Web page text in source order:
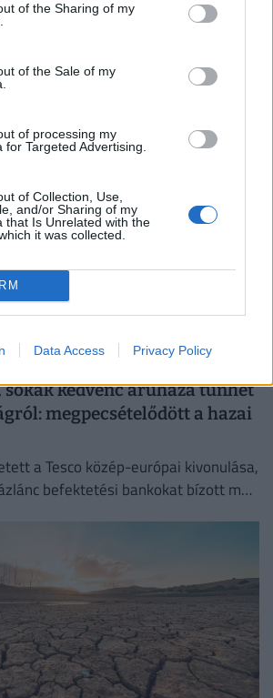
of the Sharing of my
of the Sale of my
of processing my
for Targeted Advertising.
of Collection, Use,
and/or Sharing of my
that Is Unrelated with the
it was collected.
Data Access Privacy Policy
adtak ki a népszerű magyar
ha te is ilyet vettél,
a használatát
és Fogyasztóvédelmi Hatóság
figyelmeztet.
sokak kedvenc áruháza tűnhet
megpecsételődött a hazai
a Tesco közép-európai kivonulása,
befektetési bankokat bízott meg